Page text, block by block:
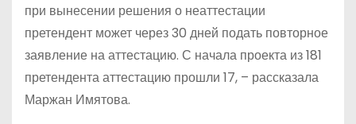
при вынесении решения о неаттестации
претендент может через 30 дней подать повторное
заявление на аттестацию. С начала проекта из 181
претендента аттестацию прошли 17, – рассказала
Маржан Имятова.